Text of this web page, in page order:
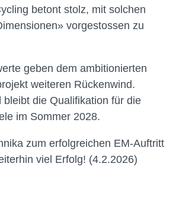
betont stolz, mit solchen
vorgestossen zu
geben dem ambitionierten
weiteren Rückenwind.
bleibt die Qualifikation für die
im Sommer 2028.
zum erfolgreichen EM-Auftritt
viel Erfolg! (4.2.2026)